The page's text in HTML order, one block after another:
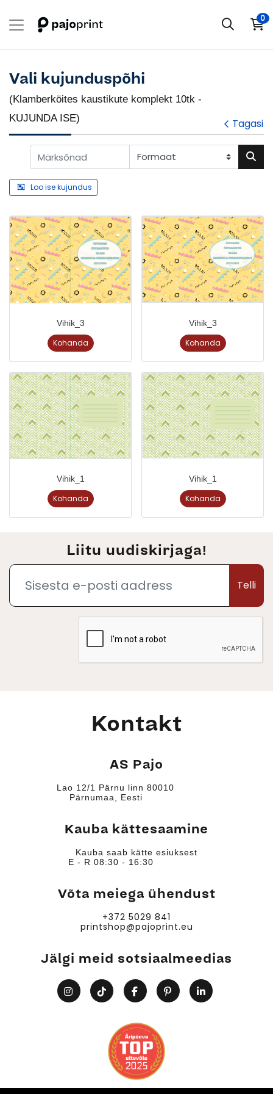
0
Vali kujunduspõhi
(Klamberköites kaustikute komplekt 10tk -
KUJUNDA ISE)
Tagasi
Loo ise kujundus
Vihik_3
Kohanda
Vihik_3
Kohanda
Vihik_1
Kohanda
Vihik_1
Kohanda
Liitu uudiskirjaga!
Telli
Kontakt
AS Pajo
Lao 12/1 Pärnu linn 80010
Pärnumaa, Eesti
Kauba kättesaamine
Kauba saab kätte esiuksest
E - R 08:30 - 16:30
Võta meiega ühendust
+372 5029 841
printshop@pajoprint.eu
Jälgi meid sotsiaalmeedias